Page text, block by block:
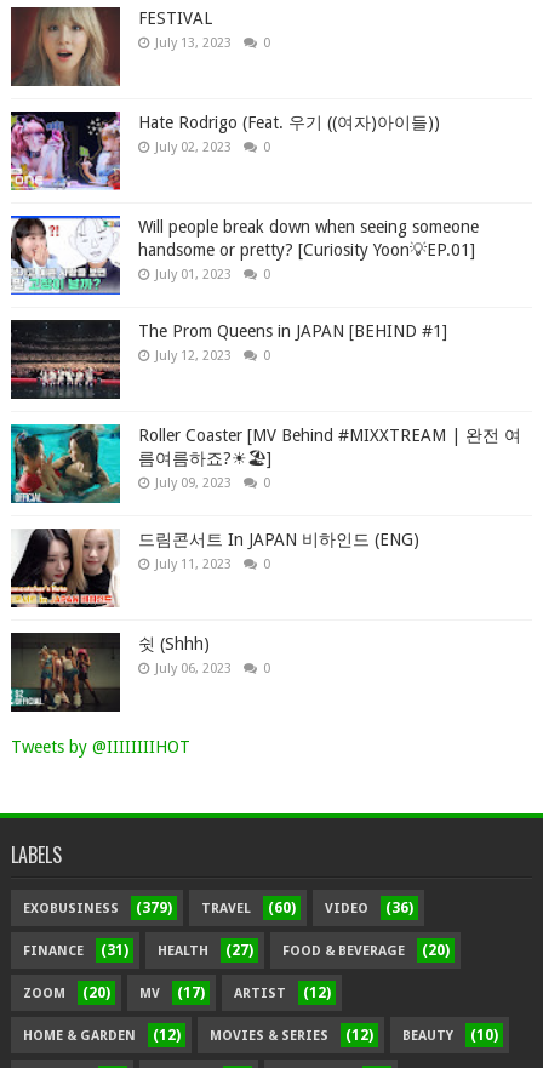
FESTIVAL
July 13, 2023 0
Hate Rodrigo (Feat. 우기 ((여자)아이들))
July 02, 2023 0
Will people break down when seeing someone
handsome or pretty? [Curiosity Yoon💡EP.01]
July 01, 2023 0
The Prom Queens in JAPAN [BEHIND #1]
July 12, 2023 0
Roller Coaster [MV Behind #MIXXTREAM | 완전 여
름여름하죠?☀🏖]
July 09, 2023 0
드림콘서트 In JAPAN 비하인드 (ENG)
July 11, 2023 0
쉿 (Shhh)
July 06, 2023 0
Tweets by @IIIIIIIIHOT
LABELS
EXOBUSINESS (379) TRAVEL (60) VIDEO (36)
FINANCE (31) HEALTH (27) FOOD & BEVERAGE (20)
ZOOM (20) MV (17) ARTIST (12)
HOME & GARDEN (12) MOVIES & SERIES (12) BEAUTY (10)